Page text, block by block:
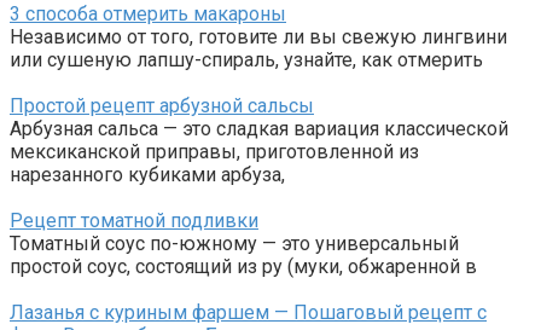
3 способа отмерить макароны
Независимо от того, готовите ли вы свежую лингвини
или сушеную лапшу-спираль, узнайте, как отмерить
Простой рецепт арбузной сальсы
Арбузная сальса — это сладкая вариация классической
мексиканской приправы, приготовленной из
нарезанного кубиками арбуза,
Рецепт томатной подливки
Томатный соус по-южному — это универсальный
простой соус, состоящий из ру (муки, обжаренной в
Лазанья с куриным фаршем — Пошаговый рецепт с